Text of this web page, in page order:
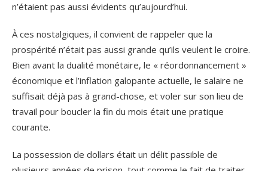
n’étaient pas aussi évidents qu’aujourd’hui.
À ces nostalgiques, il convient de rappeler que la
prospérité n’était pas aussi grande qu’ils veulent le croire.
Bien avant la dualité monétaire, le « réordonnancement »
économique et l’inflation galopante actuelle, le salaire ne
suffisait déjà pas à grand-chose, et voler sur son lieu de
travail pour boucler la fin du mois était une pratique
courante.
La possession de dollars était un délit passible de